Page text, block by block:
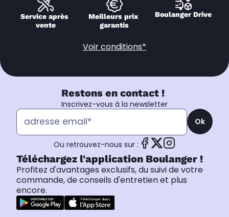
Service après
vente
Meilleurs prix
garantis
Boulanger Drive
Voir conditions*
Restons en contact !
Inscrivez-vous à la newsletter
Ok
Ou retrouvez-nous sur :
Téléchargez l'application Boulanger !
Profitez d'avantages exclusifs, du suivi de votre
commande, de conseils d'entretien et plus
encore.